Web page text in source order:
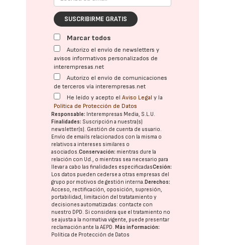
SUSCRIBIRME GRATIS
Marcar todos
Autorizo el envío de newsletters y
avisos informativos personalizados de
interempresas.net
Autorizo el envío de comunicaciones
de terceros vía interempresas.net
He leído y acepto elAviso Legal y la
Política de Protección de Datos
Responsable: Interempresas Media, S.L.U.
Finalidades: Suscripción a nuestra(s)
newsletter(s). Gestión de cuenta de usuario.
Envío de emails relacionados con la misma o
relativos a intereses similares o
asociados.Conservación: mientras dure la
relación con Ud., o mientras sea necesario para
llevar a cabo las finalidades especificadasCesión:
Los datos pueden cederse a otras empresas del
grupo por motivos de gestión interna.Derechos:
Acceso, rectificación, oposición, supresión,
portabilidad, limitación del tratatamiento y
decisiones automatizadas: contacte con
nuestro DPD. Si considera que el tratamiento no
se ajusta a la normativa vigente, puede presentar
reclamación ante laAEPD.Más información:
Política de Protección de Datos